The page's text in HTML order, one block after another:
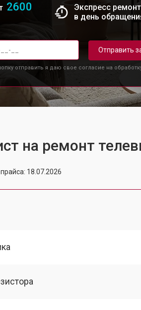
2600
Экспресс ремонт
в день
Отправить
отправить я даю свое согласие на
на ремонт
18.07.2026